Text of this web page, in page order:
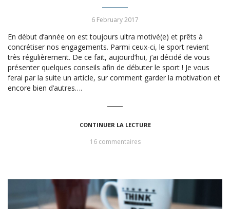
6 February 2017
En début d’année on est toujours ultra motivé(e) et prêts à
concrétiser nos engagements. Parmi ceux-ci, le sport revient
très régulièrement. De ce fait, aujourd’hui, j’ai décidé de vous
présenter quelques conseils afin de débuter le sport ! Je vous
ferai par la suite un article, sur comment garder la motivation et
encore bien d’autres….
CONTINUER LA LECTURE
16 commentaires